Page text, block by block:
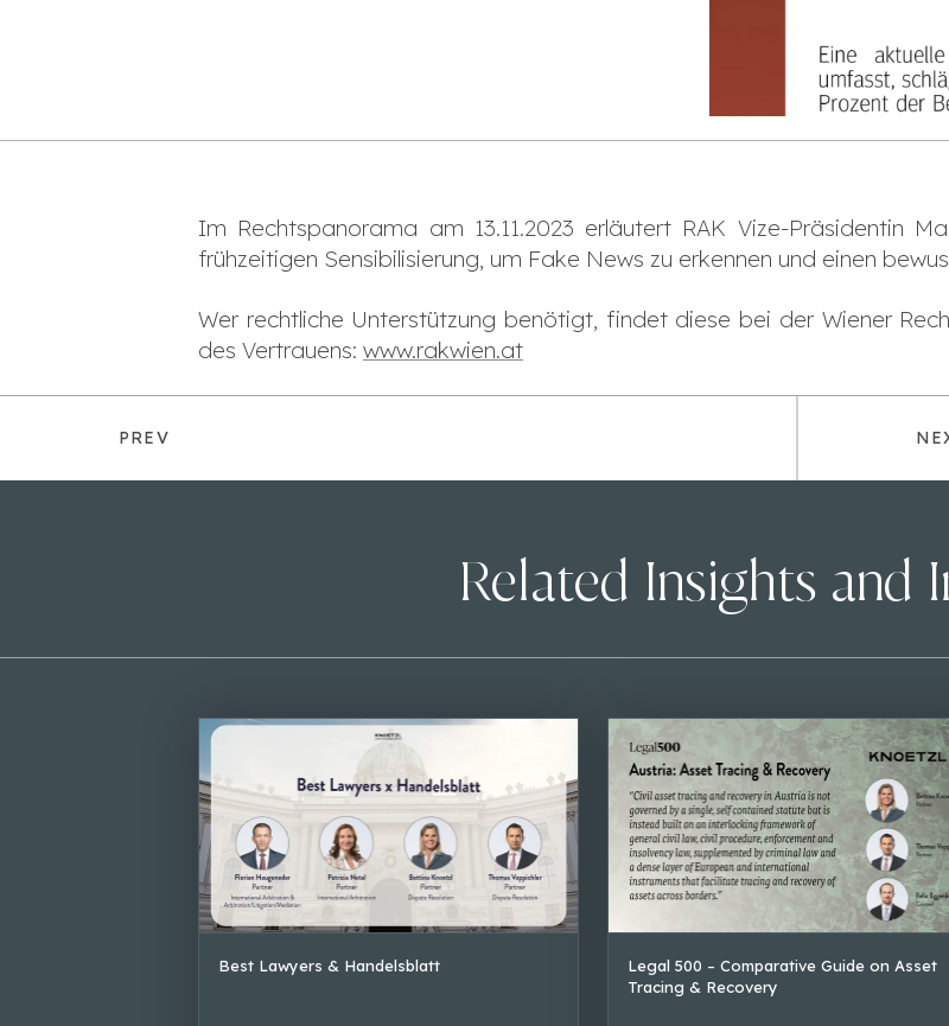
Im Rechtspanorama am 13.11.2023 erläutert RAK Vize-Präsidentin
frühzeitigen Sensibilisierung, um Fake News zu erkennen und einen
Wer rechtliche Unterstützung benötigt, findet diese bei der Wiener
des Vertrauens: www.rakwien.at
PREV
Related Insights and
Best Lawyers & Handelsblatt
Legal 500 – Comparative Guide on Asset
Tracing & Recovery